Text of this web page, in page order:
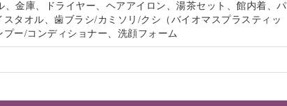
金庫、ドライヤー、ヘアアイロン、湯茶セット、館内着、パ
タオル、歯ブラシ/カミソリ/クシ（バイオマスプラスティッ
ー/コンディショナー、洗顔フォーム